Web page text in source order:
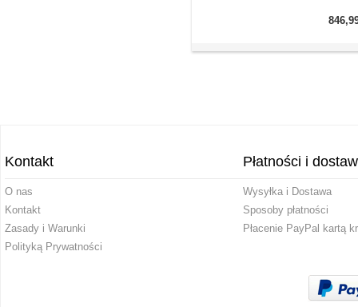
Kontakt
O nas
Kontakt
Zasady i Warunki
Polityką Prywatności
Płatności i
Wysyłka i Dostawa
Sposoby płatności
Płacenie PayPal kartą